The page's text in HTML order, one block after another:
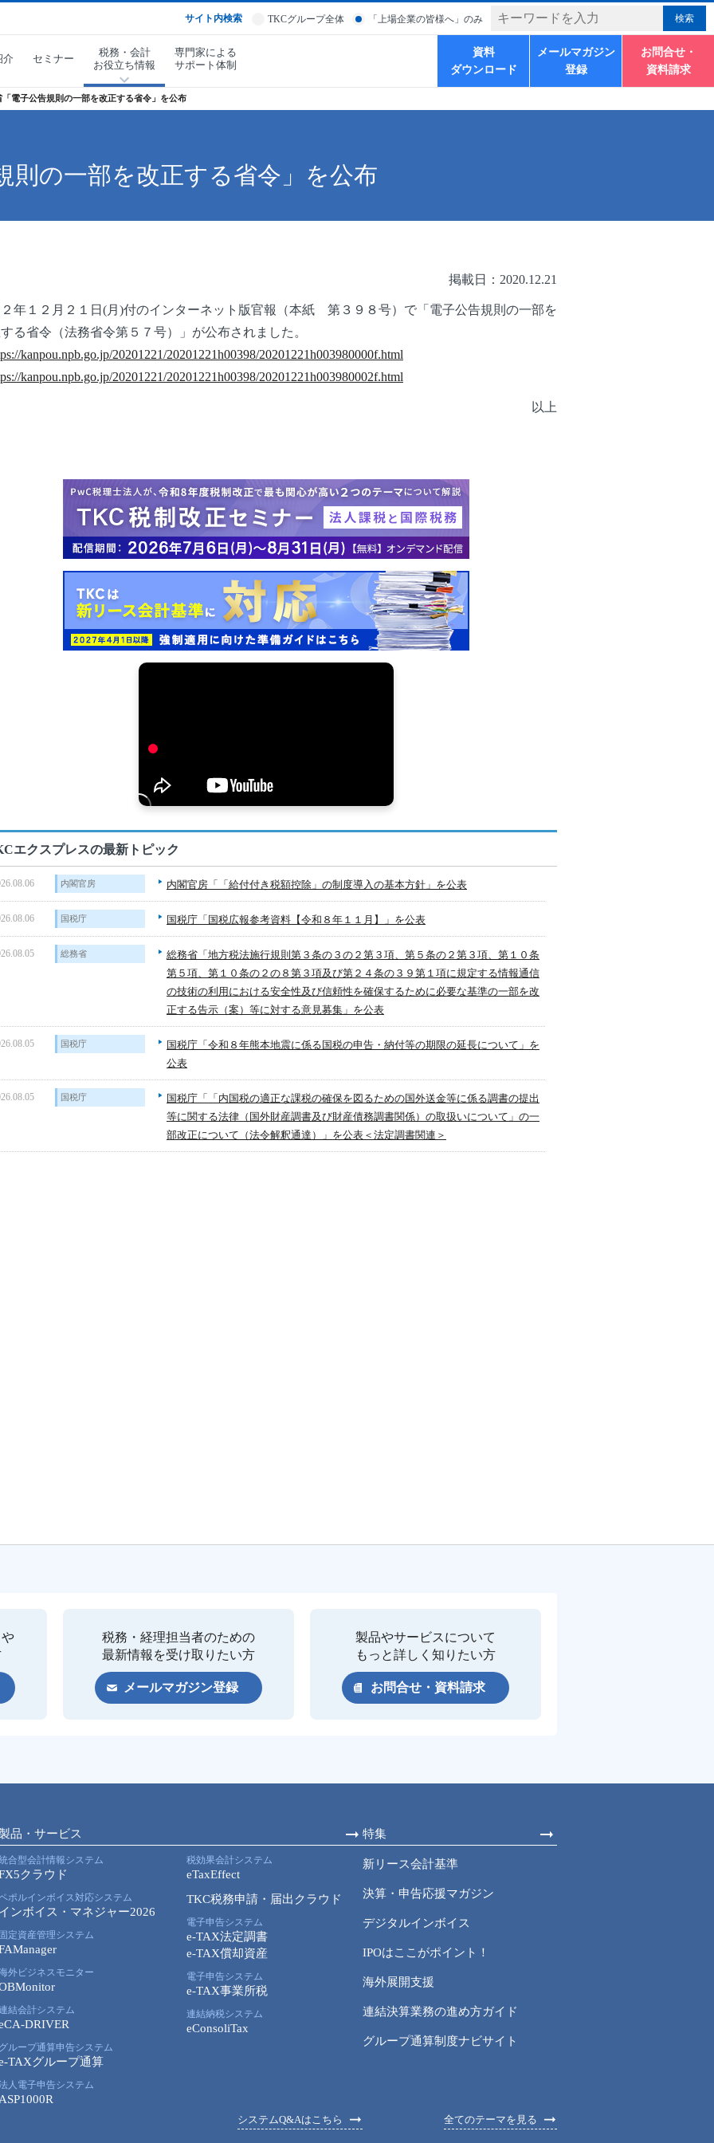
サイト内検索 TKCグループ全体 「上場企業の皆様へ」のみ
介 セミナー
税務・会計
お役立ち情報
専門家による
サポート体制
資料
ダウンロード
メールマガジン
登録
お問合せ・
資料請求
「電子公告規則の一部を改正する省令」を公布
則の一部を改正する省令」を公布
掲載日：2020.12.21
年１２月２１日 (月 )付のインターネット版官報（本紙 第３９８号）で「電子公告規則の一部を
る省令（法務省令第５７号）」が公布されました。
kanpou.npb.go.jp/20201221/20201221h00398/20201221h003980000f.html
kanpou.npb.go.jp/20201221/20201221h00398/20201221h003980002f.html
以上
エクスプレスの最新トピック
内閣官房 内閣官房「「給付付き税額控除」の制度導入の基本方針」を公表
国税庁 国税庁「国税広報参考資料【令和８年１１月】」を公表
総務省
総務省「地方税法施行規則第３条の３の２第３項、第５条の２第３項、第１０条
第５項、第１０条の２の８第３項及び第２４条の３９第１項に規定する情報通信
の技術の利用における安全性及び信頼性を確保するために必要な基準の一部を改
正する告示（案）等に対する意見募集」を公表
国税庁
国税庁「令和８年熊本地震に係る国税の申告・納付等の期限の延長について」を
公表
国税庁
国税庁「「内国税の適正な課税の確保を図るための国外送金等に係る調書の提出
等に関する法律（国外財産調書及び財産債務調書関係）の取扱いについて」の一
部改正について（法令解釈通達）」を公表＜法定調書関連＞
税務・経理担当者のための
最新情報を受け取りたい方
メールマガジン登録
製品やサービスについて
もっと詳しく知りたい方
お問合せ・資料請求
品・サービス
合型会計情報システム
クラウド
ポルインボイス対応システム
ンボイス・マネジャー2026
定資産管理システム
外ビジネスモニター
結会計システム
DRIVER
ループ通算申告システム
TAXグループ通算
人電子申告システム
税効果会計システム
eTaxEffect
TKC税務申請・届出クラウド
電子申告システム
e-TAX法定調書
e-TAX償却資産
電子申告システム
e-TAX事業所税
連結納税システム
eConsoliTax
システムQ&Aはこちら
特集
新リース会計基準
決算・申告応援マガジン
デジタルインボイス
IPOはここがポイント！
海外展開支援
連結決算業務の進め方ガイド
グループ通算制度ナビサイト
全てのテーマを見る